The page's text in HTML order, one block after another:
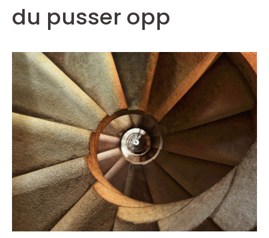
du pusser opp